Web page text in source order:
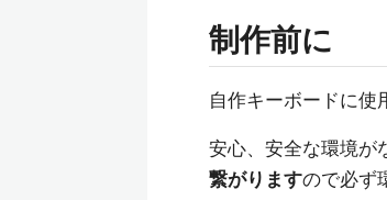
制作前に
自作キーボードに使
安心、安全な環境が
繋がりますので必ず